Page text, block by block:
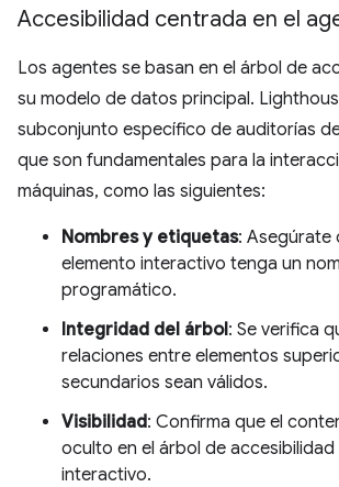
Accesibilidad centrada en el
Los agentes se basan en el árbol de
su modelo de datos principal.
subconjunto específico de auditorías
que son fundamentales para la
máquinas, como las siguientes:
Nombres y etiquetas: Asegúrate
elemento interactivo tenga un
programático.
Integridad del árbol: Se verifica
relaciones entre elementos
secundarios sean válidos.
Visibilidad: Confirma que el
oculto en el árbol de accesibilidad
interactivo.